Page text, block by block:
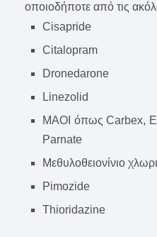
οποιοδήποτε από τις
Cisapride
Citalopram
Dronedarone
Linezolid
ΜΑΟΙ όπως Carbex,
Parnate
Μεθυλοθειονίνιο
Pimozide
Thioridazine